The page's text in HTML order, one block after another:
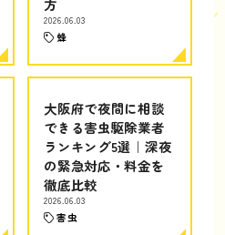
方
2026.06.03
蜂
大阪府で夜間に相談
できる害虫駆除業者
ランキング5選｜深夜
の緊急対応・料金を
徹底比較
2026.06.03
害虫